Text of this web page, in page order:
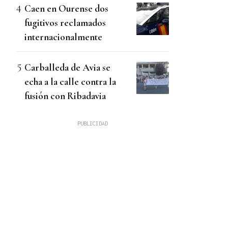
Caen en Ourense dos
fugitivos reclamados
internacionalmente
Carballeda de Avia se
echa a la calle contra la
fusión con Ribadavia